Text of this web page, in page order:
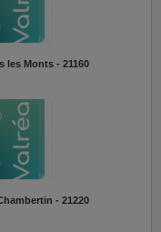
les Monts - 21160
- 21220